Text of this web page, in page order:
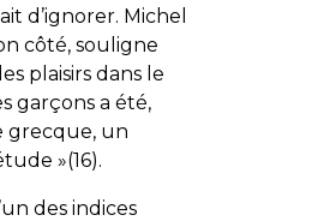
d’ignorer. Michel
côté, souligne
plaisirs dans le
garçons a été,
grecque, un
»(16).
des indices